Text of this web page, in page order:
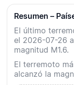
Resumen –
El último
el 2026-07-26
magnitud M1.6.
El terremoto
alcanzó la